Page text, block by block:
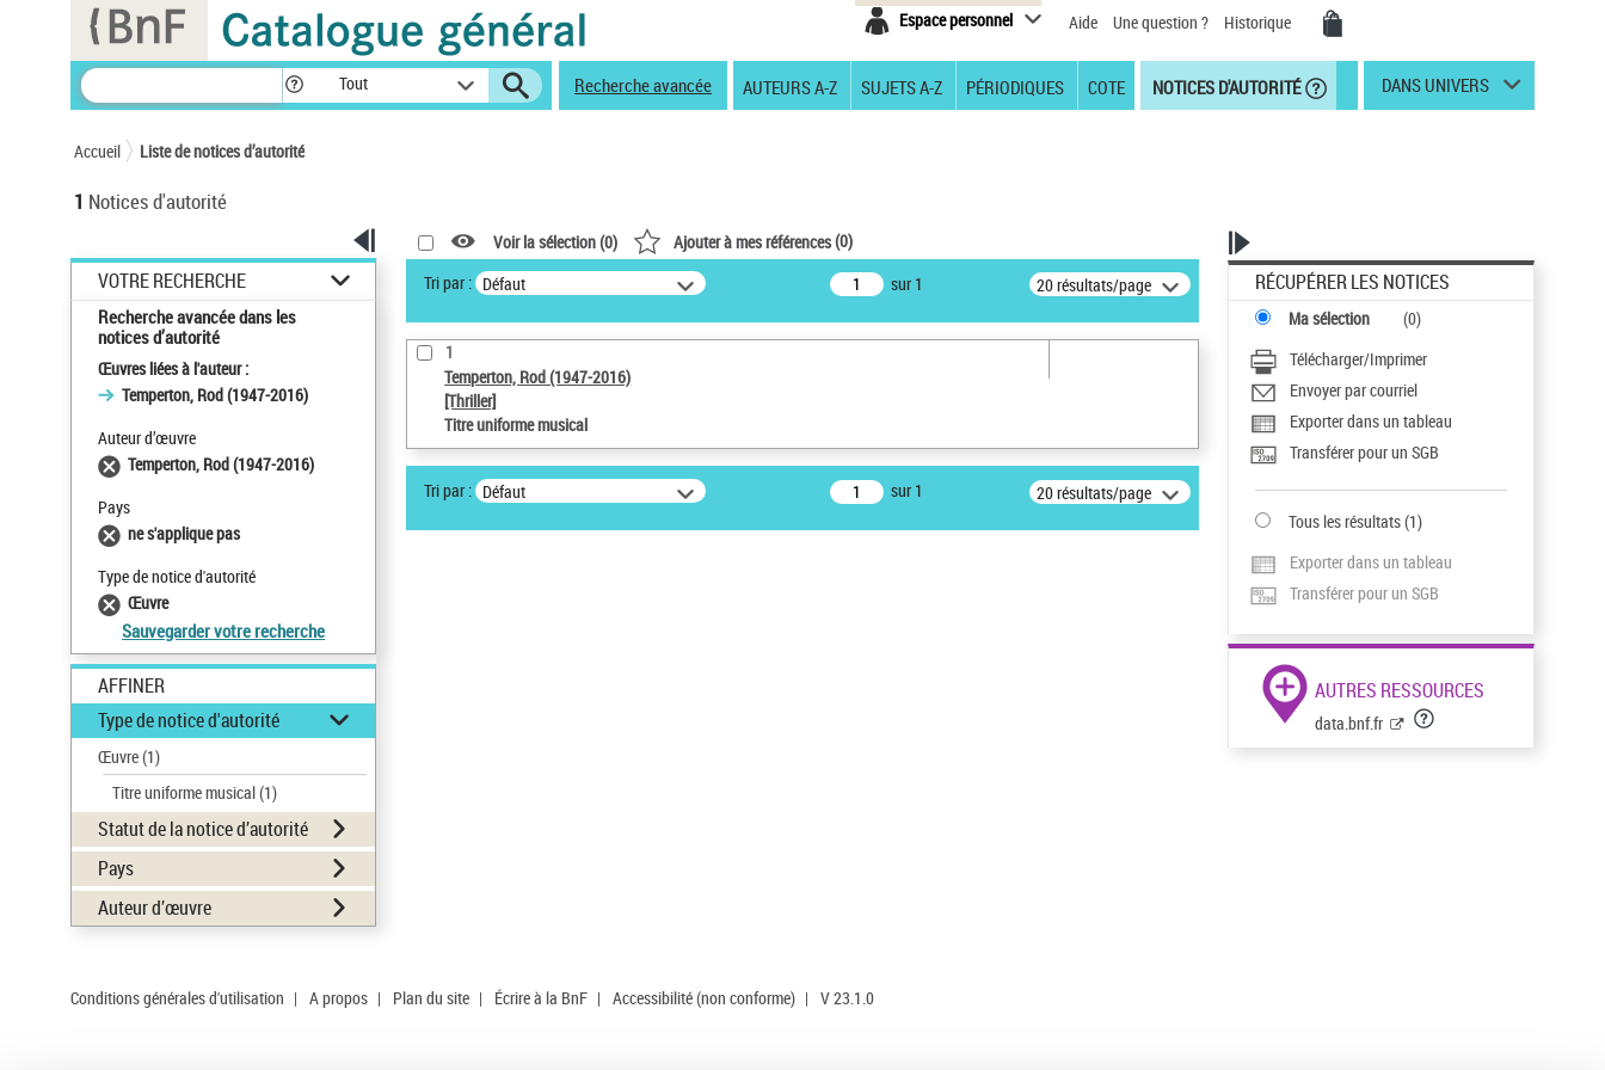
Espace personnel Aide Une question ? Historique
Tout Recherche avancée AUTEURS A-Z SUJETS A-Z PÉRIODIQUES COTE NOTICES D'AUTORITÉ DANS UNIVERS
Accueil Liste de notices d’autorité
1 Notices d'autorité
VOTRE RECHERCHE
Recherche avancée dans les
notices d’autorité
Œuvres liées à l'auteur :
Temperton, Rod (1947-2016)
Auteur d’œuvre
Temperton, Rod (1947-2016)
Pays
ne s'applique pas
Type de notice d'autorité
Œuvre
Sauvegarder votre recherche
AFFINER
Type de notice d'autorité
Œuvre(1)
Titre uniforme musical(1)
Statut de la notice d’autorité
Pays
Auteur d’œuvre
Voir la sélection (0) Ajouter à mes références(0)
Tri par : Défaut sur 1 20 résultats/page
1
Temperton, Rod (1947-2016)
[Thriller]
Titre uniforme musical
Tri par : Défaut sur 1 20 résultats/page
RÉCUPÉRER LES NOTICES
Ma sélection (0)
Télécharger/Imprimer
Envoyer par courriel
Exporter dans un tableau
Transférer pour un SGB
Tous les résultats(1)
Exporter dans un tableau
Transférer pour un SGB
AUTRES RESSOURCES
data.bnf.fr
Conditions générales d'utilisation | A propos | Plan du site | Écrire à la BnF | Accessibilité (non conforme) | V 23.1.0
Panneau de gestion des cookies